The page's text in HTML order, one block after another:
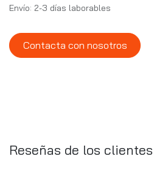
Envío: 2-3 días laborables
Contacta con nosotros
Reseñas de los clientes